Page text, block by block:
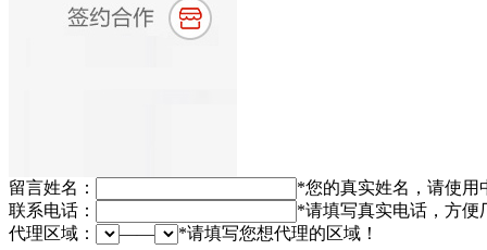
留言姓名： *您的真实姓名，请使用
联系电话：
*请填写真实电话，方便
代理区域：
—— *请填写您想代理的区域！